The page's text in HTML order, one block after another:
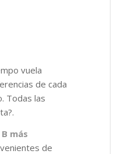
vuela
de cada
Todas las
más
de